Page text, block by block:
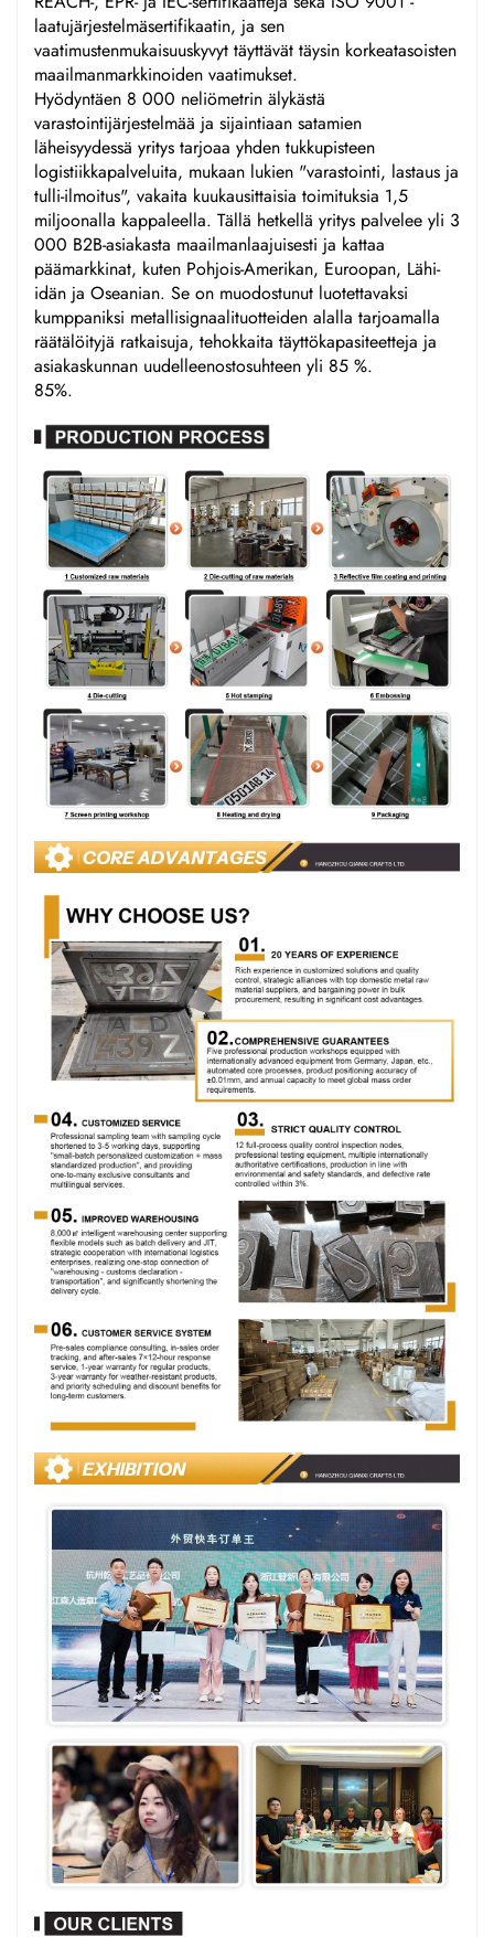
laatujärjestelmäsertifikaatin, ja sen
vaatimustenmukaisuuskyvyt täyttävät täysin korkeatasoisten
maailmanmarkkinoiden vaatimukset.
Hyödyntäen 8 000 neliömetrin älykästä
varastointijärjestelmää ja sijaintiaan satamien
läheisyydessä yritys tarjoaa yhden tukkupisteen
logistiikkapalveluita, mukaan lukien "varastointi, lastaus ja
tulli-ilmoitus", vakaita kuukausittaisia toimituksia 1,5
miljoonalla kappaleella. Tällä hetkellä yritys palvelee yli 3
000 B2B-asiakasta maailmanlaajuisesti ja kattaa
päämarkkinat, kuten Pohjois-Amerikan, Euroopan, Lähi-
idän ja Oseanian. Se on muodostunut luotettavaksi
kumppaniksi metallisignaalituotteiden alalla tarjoamalla
räätälöityjä ratkaisuja, tehokkaita täyttökapasiteetteja ja
asiakaskunnan uudelleenostosuhteen yli 85 %.
85%.